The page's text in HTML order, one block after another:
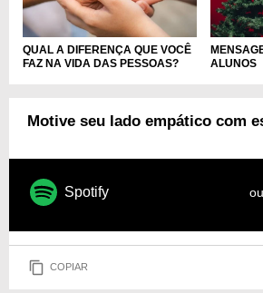
QUAL A DIFERENÇA QUE VOCÊ
FAZ NA VIDA DAS PESSOAS?
ALUNOS
Motive seu lado empático com
Spotify
COPIAR